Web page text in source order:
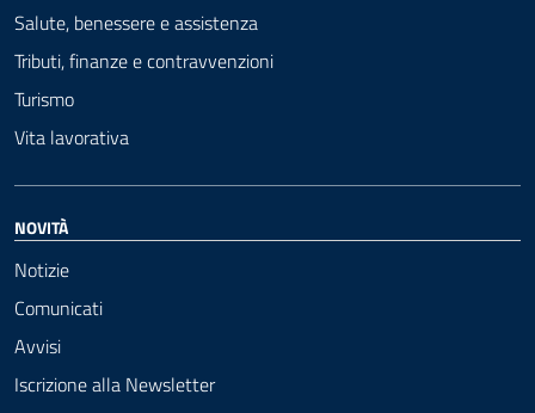
Salute, benessere e assistenza
Tributi, finanze e contravvenzioni
Turismo
Vita lavorativa
NOVITÀ
Notizie
Comunicati
Avvisi
Iscrizione alla Newsletter